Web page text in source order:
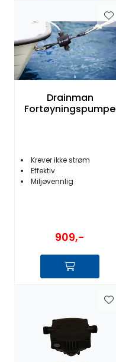
Drainman
Fortøyningspumpe
Krever ikke strøm
Effektiv
Miljøvennlig
909,-